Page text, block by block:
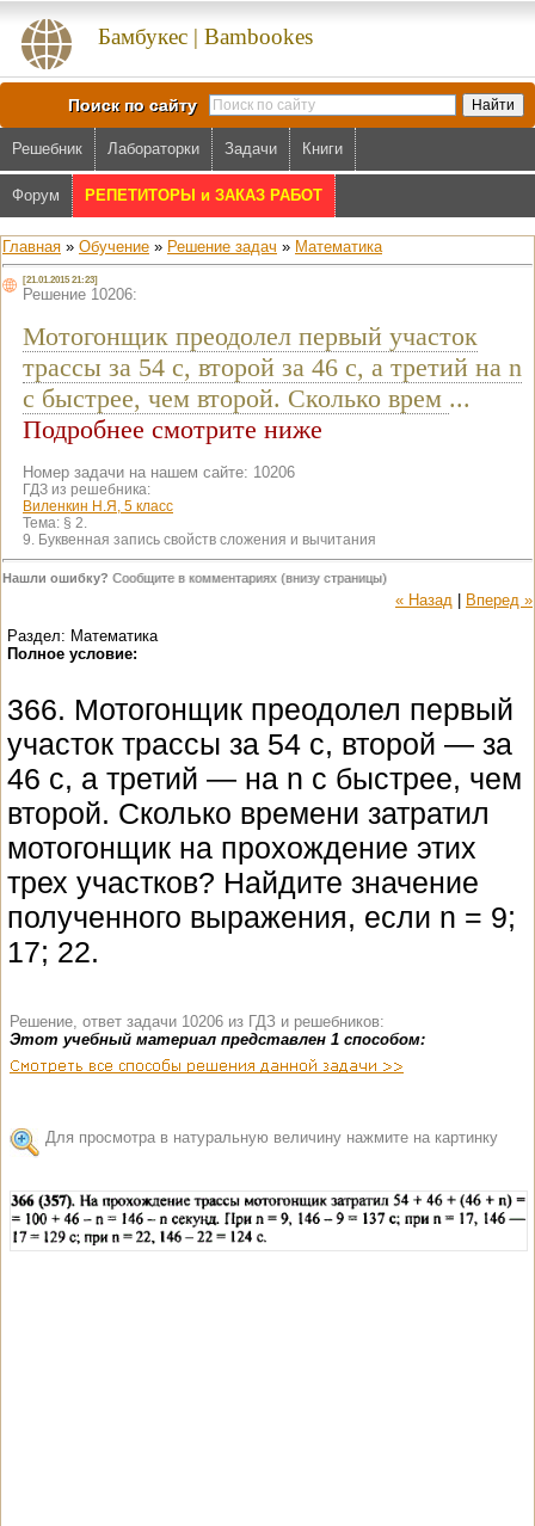
Бамбукес | Bambookes
Поиск по сайту
Решебник Лабораторки Задачи Книги
Форум РЕПЕТИТОРЫ и ЗАКАЗ РАБОТ
Главная » Обучение » Решение задач » Математика
[21.01.2015 21:23]
Решение 10206:
Мотогонщик преодолел первый участок
трассы за 54 c, второй за 46 c, а третий на n
с быстрее, чем второй. Сколько врем ...
Подробнее смотрите ниже
Номер задачи на нашем сайте: 10206
ГДЗ из решебника:
Виленкин Н.Я, 5 класс
Тема: § 2.
9. Буквенная запись свойств сложения и вычитания
Нашли ошибку? Сообщите в комментариях (внизу страницы)
« Назад
Вперед »
Раздел: Математика
Полное условие:
366. Мотогонщик преодолел первый
участок трассы за 54 c, второй — за
46 c, а третий — на n с быстрее, чем
второй. Сколько времени затратил
мотогонщик на прохождение этих
трех участков? Найдите значение
полученного выражения, если n = 9;
17; 22.
Решение, ответ задачи 10206 из ГДЗ и решебников:
Этот учебный материал представлен 1 способом:
Для просмотра в натуральную величину нажмите на картинку